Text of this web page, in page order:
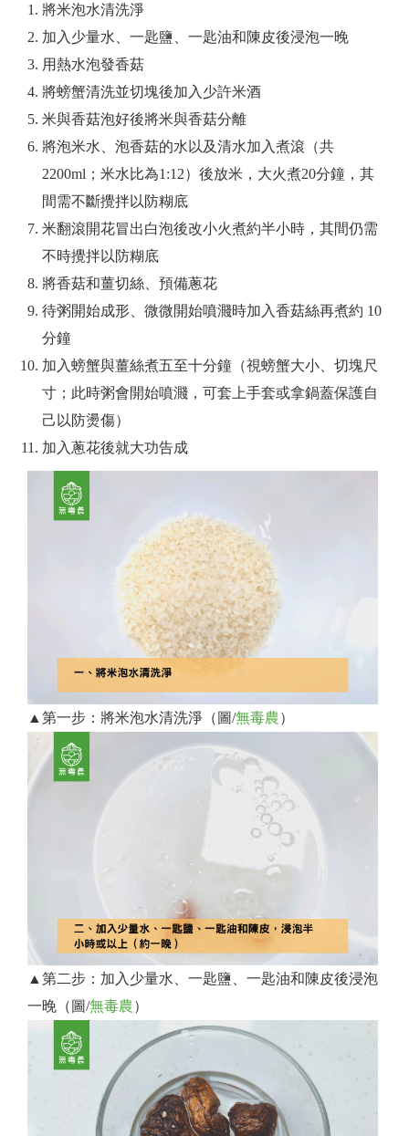
將米泡水清洗淨
加入少量水、一匙鹽、一匙油和陳皮後浸泡一晚
用熱水泡發香菇
將螃蟹清洗並切塊後加入少許米酒
米與香菇泡好後將米與香菇分離
將泡米水、泡香菇的水以及清水加入煮滾（共
2200ml；米水比為1:12）後放米，大火煮20分鐘，其
間需不斷攪拌以防糊底
米翻滾開花冒出白泡後改小火煮約半小時，其間仍需
不時攪拌以防糊底
將香菇和薑切絲、預備蔥花
待粥開始成形、微微開始噴濺時加入香菇絲再煮約 10
分鐘
加入螃蟹與薑絲煮五至十分鐘（視螃蟹大小、切塊尺
寸；此時粥會開始噴濺，可套上手套或拿鍋蓋保護自
己以防燙傷）
加入蔥花後就大功告成
▲第一步：將米泡水清洗淨（圖/無毒農）
▲第二步：加入少量水、一匙鹽、一匙油和陳皮後浸泡
一晚（圖/無毒農）